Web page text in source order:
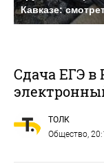
Кавказе:
Сдача ЕГЭ в
ТОЛК
Общество ,